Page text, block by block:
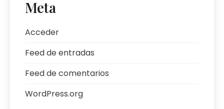
Meta
Acceder
Feed de entradas
Feed de comentarios
WordPress.org